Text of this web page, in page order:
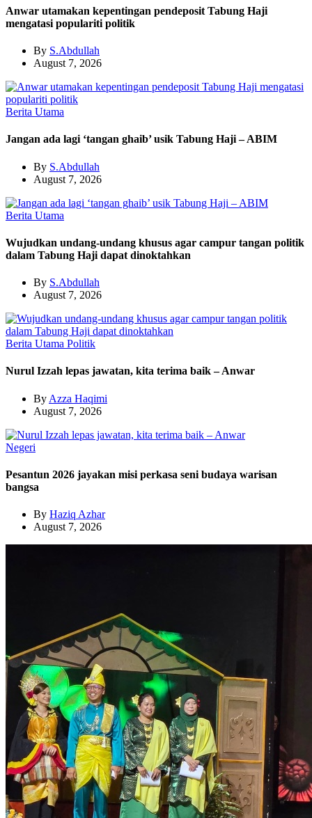
Anwar utamakan kepentingan pendeposit Tabung Haji
mengatasi populariti politik
By S.Abdullah
August 7, 2026
Berita Utama
Jangan ada lagi ‘tangan ghaib’ usik Tabung Haji – ABIM
By S.Abdullah
August 7, 2026
Berita Utama
Wujudkan undang-undang khusus agar campur tangan politik
dalam Tabung Haji dapat dinoktahkan
By S.Abdullah
August 7, 2026
Berita Utama Politik
Nurul Izzah lepas jawatan, kita terima baik – Anwar
By Azza Haqimi
August 7, 2026
Negeri
Pesantun 2026 jayakan misi perkasa seni budaya warisan
bangsa
By Haziq Azhar
August 7, 2026